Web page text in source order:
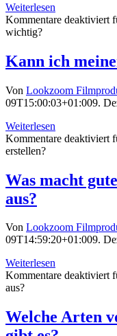
Weiterlesen
Kommentare deaktiviert
wichtig?
Kann ich
Von Lookzoom
09T15:00:03+01:009.
Weiterlesen
Kommentare deaktiviert
erstellen?
Was macht
aus?
Von Lookzoom
09T14:59:20+01:009.
Weiterlesen
Kommentare deaktiviert
aus?
Welche Arten